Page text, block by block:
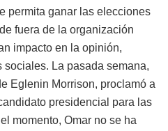
permita ganar las elecciones
fuera de la organización
impacto en la opinión,
La pasada semana,
Eglenin Morrison, proclamó a
presidencial para las
momento, Omar no se ha